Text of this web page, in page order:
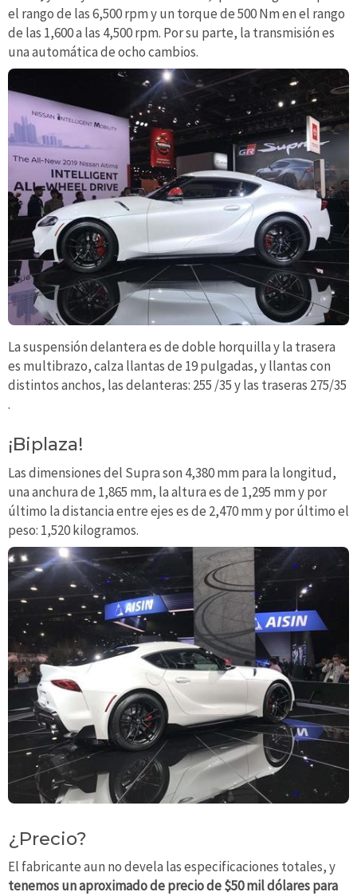
el rango de las 6,500 rpm y un torque de 500 Nm en el rango
de las 1,600 a las 4,500 rpm. Por su parte, la transmisión es
una automática de ocho cambios.
La suspensión delantera es de doble horquilla y la trasera
es multibrazo, calza llantas de 19 pulgadas, y llantas con
distintos anchos, las delanteras: 255 /35 y las traseras 275/35
.
¡Biplaza!
Las dimensiones del Supra son 4,380 mm para la longitud,
una anchura de 1,865 mm, la altura es de 1,295 mm y por
último la distancia entre ejes es de 2,470 mm y por último el
peso: 1,520 kilogramos.
¿Precio?
El fabricante aun no devela las especificaciones totales, y
tenemos un aproximado de precio de $50 mil dólares para